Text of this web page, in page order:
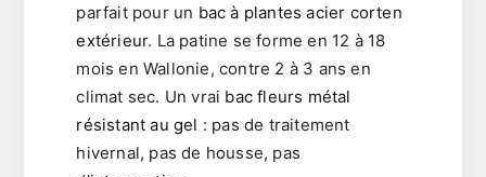
parfait pour un bac à plantes acier corten
extérieur. La patine se forme en 12 à 18
mois en Wallonie, contre 2 à 3 ans en
climat sec. Un vrai bac fleurs métal
résistant au gel : pas de traitement
hivernal, pas de housse, pas